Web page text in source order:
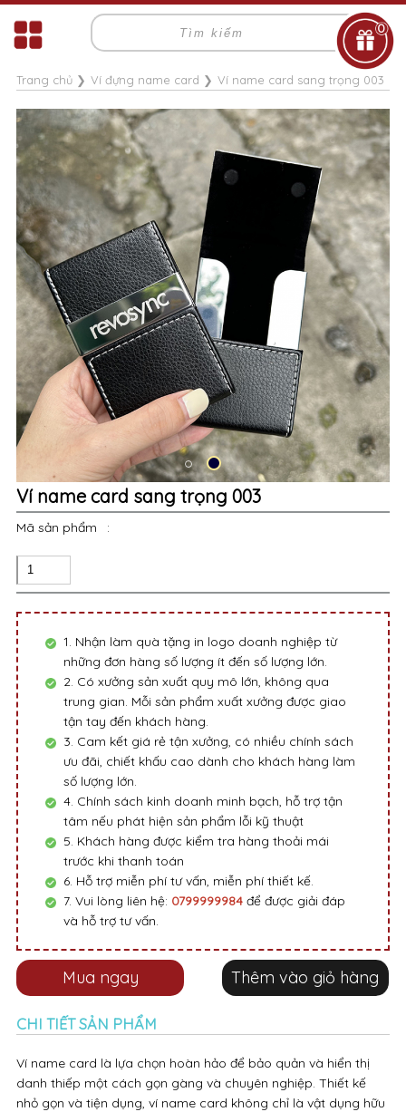
0
Trang chủ❯ Ví đựng name card ❯ Ví name card sang trọng 003
Ví name card sang trọng 003
Mã sản phẩm :
1. Nhận làm quà tặng in logo doanh nghiệp từ
những đơn hàng số lượng ít đến số lượng lớn.
2. Có xưởng sản xuất quy mô lớn, không qua
trung gian. Mỗi sản phẩm xuất xưởng được giao
tận tay đến khách hàng.
3. Cam kết giá rẻ tận xưởng, có nhiều chính sách
ưu đãi, chiết khấu cao dành cho khách hàng làm
số lượng lớn.
4. Chính sách kinh doanh minh bạch, hỗ trợ tận
tâm nếu phát hiện sản phẩm lỗi kỹ thuật
5. Khách hàng được kiểm tra hàng thoải mái
trước khi thanh toán
6. Hỗ trợ miễn phí tư vấn, miễn phí thiết kế.
7. Vui lòng liên hệ: 0799999984 để được giải đáp
và hỗ trợ tư vấn.
Thêm vào giỏ hàng
Mua ngay
CHI TIẾT SẢN PHẨM
Ví name card là lựa chọn hoàn hảo để bảo quản và hiển thị
danh thiếp một cách gọn gàng và chuyên nghiệp. Thiết kế
nhỏ gọn và tiện dụng, ví name card không chỉ là vật dụng hữu